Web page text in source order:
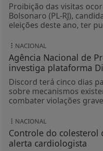
Proibição das visitas
Bolsonaro (PL-RJ),
eleições deste ano, ter
NACIONAL
Agência Nacional de
investiga plataforma
Discord terá cinco dias
sobre mecanismos
combater violações
NACIONAL
Controle do colesterol
alerta cardiologista